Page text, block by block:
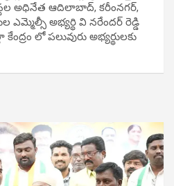
అధినేత ఆదిలాబాద్, కరీంనగర్,
అభ్యర్థి వి నరేందర్ రెడ్డి
లో పలువురు అభ్యర్థులకు